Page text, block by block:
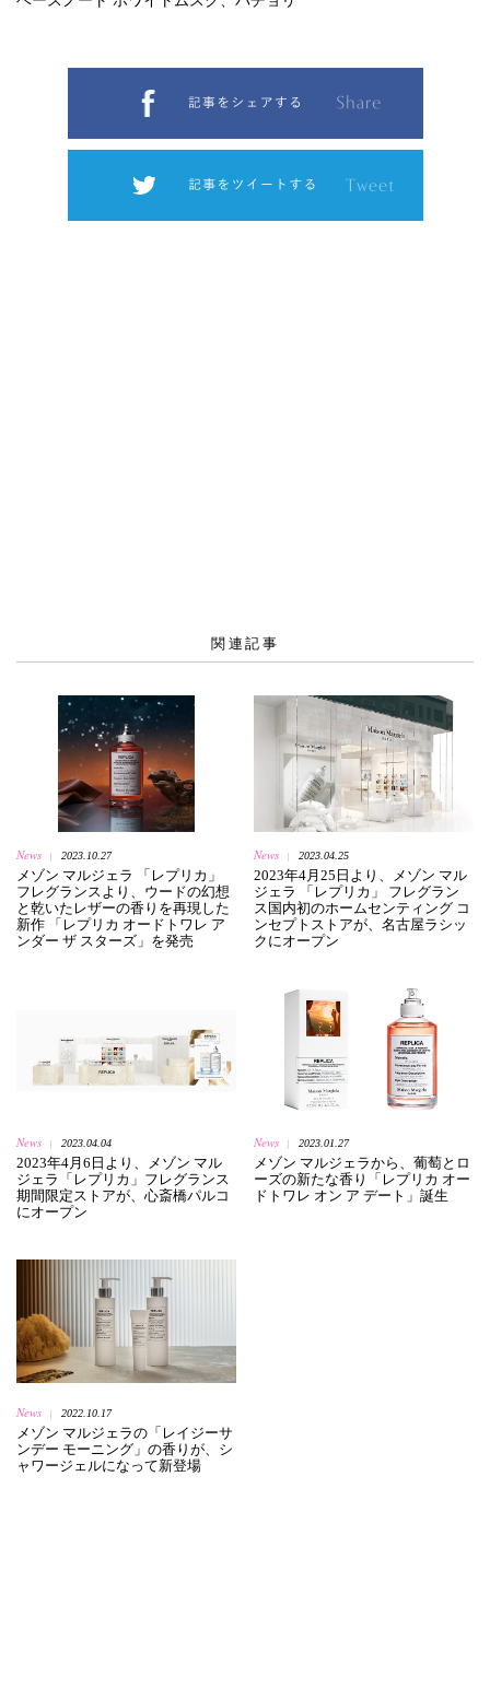
関連記事
News 2023.10.27
メゾン マルジェラ 「レプリカ」
フレグランスより、ウードの幻想
と乾いたレザーの香りを再現した
新作 「レプリカ オードトワレ ア
ンダー ザ スターズ」を発売
News 2023.04.25
2023年4月25日より、メゾン マル
ジェラ 「レプリカ」 フレグラン
ス国内初のホームセンティング コ
ンセプトストアが、名古屋ラシッ
クにオープン
News 2023.04.04
2023年4月6日より、メゾン マル
ジェラ「レプリカ」フレグランス
期間限定ストアが、心斎橋パルコ
にオープン
News 2023.01.27
メゾン マルジェラから、葡萄とロ
ーズの新たな香り「レプリカ オー
ドトワレ オン ア デート」誕生
News 2022.10.17
メゾン マルジェラの「レイジーサ
ンデー モーニング」の香りが、シ
ャワージェルになって新登場